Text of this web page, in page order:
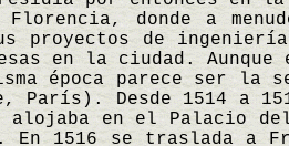
donde a
proyectos de
en la ciudad.
época parece ser la
Desde 1514 a
alojaba en el Palacio
En 1516 se traslada a